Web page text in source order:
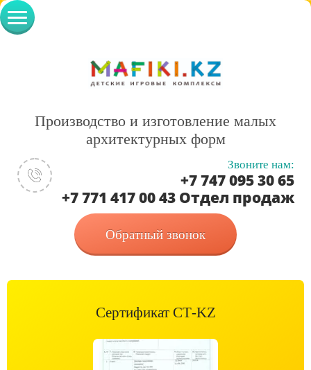
Производство и изготовление малых
архитектурных форм
Звоните нам:
+7 747 095 30 65
+7 771 417 00 43 Отдел продаж
Обратный звонок
Сертификат СТ-KZ